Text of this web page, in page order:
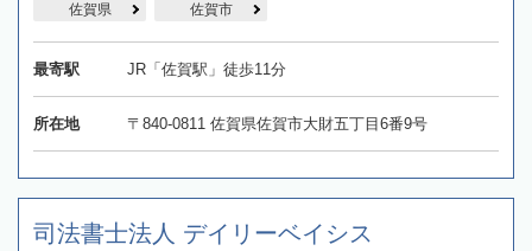
佐賀県 佐賀市
最寄駅 JR「佐賀駅」徒歩11分
所在地 〒840-0811 佐賀県佐賀市大財五丁目6番9号
司法書士法人 デイリーベイシス